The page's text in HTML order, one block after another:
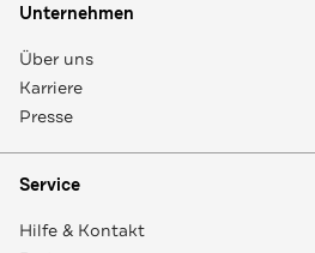
Unternehmen
Über uns
Karriere
Presse
Service
Hilfe & Kontakt